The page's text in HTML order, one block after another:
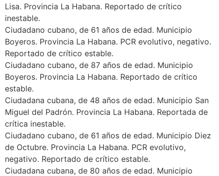
Lisa. Provincia La Habana. Reportado de crítico
inestable.
Ciudadano cubano, de 61 años de edad. Municipio
Boyeros. Provincia La Habana. PCR evolutivo, negativo.
Reportado de crítico estable.
Ciudadano cubano, de 87 años de edad. Municipio
Boyeros. Provincia La Habana. Reportado de crítico
estable.
Ciudadana cubana, de 48 años de edad. Municipio San
Miguel del Padrón. Provincia La Habana. Reportada de
crítica inestable.
Ciudadano cubano, de 61 años de edad. Municipio Diez
de Octubre. Provincia La Habana. PCR evolutivo,
negativo. Reportado de crítico estable.
Ciudadana cubana, de 80 años de edad. Municipio